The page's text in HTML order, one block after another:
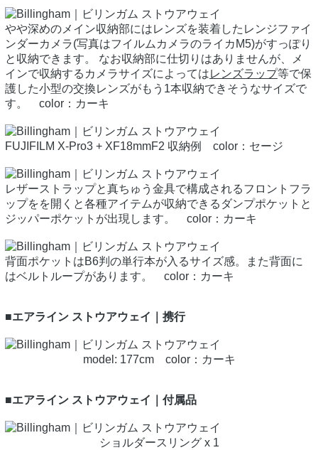
やや深めのメイン収納部にはレンズを装着したレンジファイ
ンダーカメラ(写真はフイルムカメラのライカM5)がすっぽり
と収納できます。 なお収納部に仕切りはありませんが、メ
インで収納するカメラサイズによってはレンズラップ等で保
護した小型の交換レンズがもう1本収納できそうなサイズで
す。 color：カーキ
FUJIFILM X-Pro3 + XF18mmF2 収納例 color：セージ
レザーストラップと真ちゅう金具で構成されるフロントフラ
ップをを開くと各種アイテムが収納できるダンプポケットと
ジッパーポケットが出現します。 color：カーキ
背面ポケットはB6判の単行本が入るサイズ感。また背面に
はベルトループがあります。 color：カーキ
■エアライン ストウアウェイ｜携行
model: 177cm color：カーキ
■エアライン ストウアウェイ｜付属品
ショルダースリング x 1